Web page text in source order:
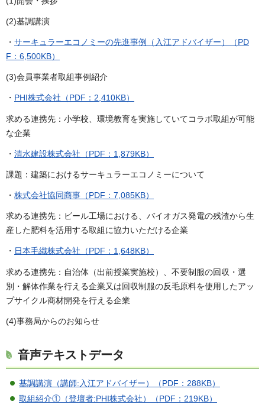
(2)基調講演
・ サーキュラーエコノミーの先進事例（入江アドバイザー）（PD
F：6,500KB）
(3)会員事業者取組事例紹介
・ PHI株式会社（PDF：2,410KB）
求める連携先：小学校、環境教育を実施していてコラボ取組が可能
な企業
・ 清水建設株式会社（PDF：1,879KB）
課題：建築におけるサーキュラーエコノミーについて
・ 株式会社協同商事（PDF：7,085KB）
求める連携先：ビール工場における、バイオガス発電の残渣から生
産した肥料を活用する取組に協力いただける企業
・ 日本毛織株式会社（PDF：1,648KB）
求める連携先：自治体（出前授業実施校）、不要制服の回収・選
別・解体作業を行える企業又は回収制服の反毛原料を使用したアッ
プサイクル商材開発を行える企業
(4)事務局からのお知らせ
音声テキストデータ
基調講演（講師:入江アドバイザー）（PDF：288KB）
取組紹介①（登壇者:PHI株式会社）（PDF：219KB）